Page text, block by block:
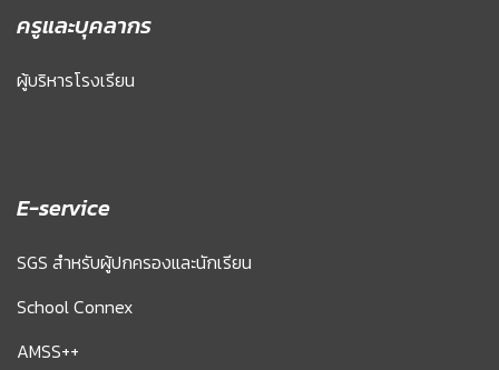
ครูและบุคลากร
ผู้บริหารโรงเรียน
E-service
SGS สำหรับผู้ปกครองและนักเรียน
School Connex
AMSS++